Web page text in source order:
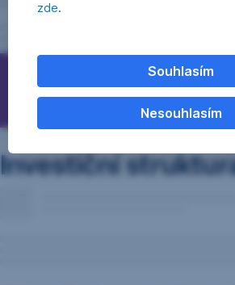
Otázky, podněty,
Investiční
zde.
Souhlasím
Nesouhlasím